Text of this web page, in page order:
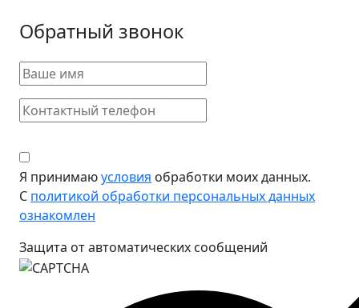
Обратный звонок
Я принимаюусловия обработки моих данных.
С политикой обработки персональных данных
ознакомлен
Защита от автоматических сообщений